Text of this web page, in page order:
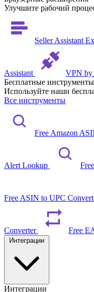
Улучшите рабочий
Seller Assistant
Assistant
VPN by
Бесплатные инструменты
Используйте наши
Все инструменты
Free Amazon
Alert Lookup
Free ASIN to UPC
Converter Free
Интеграции